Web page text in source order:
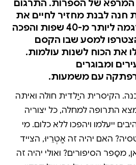
המרפא של הספרות. התרגום
לבנת מחזיר לחיים את
יצירת המופת שתורגמה ליותר מ-40 שפות והפכה
למסע שבו הקסם
את הכוח לשנות עולמות.
ומבוגרים
עם משמעות.
הקיסרית היַלדית חולה ואיתה
התרופה למחלה, כל יצוריה
ייעלמו ויהפכו ללא כלום. מי
האם יהיה זה אַטְרֵיוּ, הצייד
מסַפר הסיפורים? ואולי יהיה זה